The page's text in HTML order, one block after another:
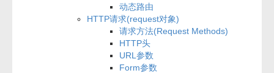
动态路由
HTTP请求(request对象)
请求方法(Request Methods)
HTTP头
URL参数
Form参数